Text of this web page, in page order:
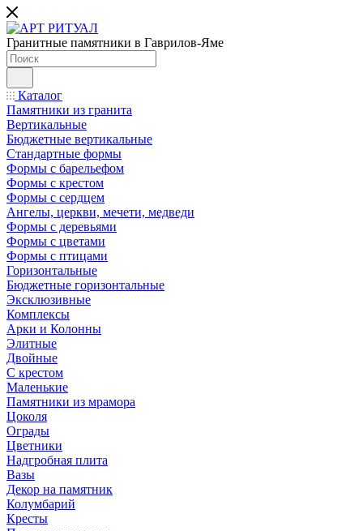
Гранитные памятники в Гаврилов-Яме
Каталог
Памятники из гранита
Вертикальные
Бюджетные вертикальные
Стандартные формы
Формы с барельефом
Формы с крестом
Формы с сердцем
Ангелы, церкви, мечети, медведи
Формы с деревьями
Формы с цветами
Формы с птицами
Горизонтальные
Бюджетные горизонтальные
Эксклюзивные
Комплексы
Арки и Колонны
Элитные
Двойные
С крестом
Маленькие
Памятники из мрамора
Цоколя
Ограды
Цветники
Надгробная плита
Вазы
Декор на памятник
Колумбарий
Кресты